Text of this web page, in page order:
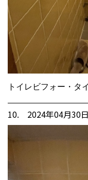
トイレビフォー・タ
10. 2024年04月30日